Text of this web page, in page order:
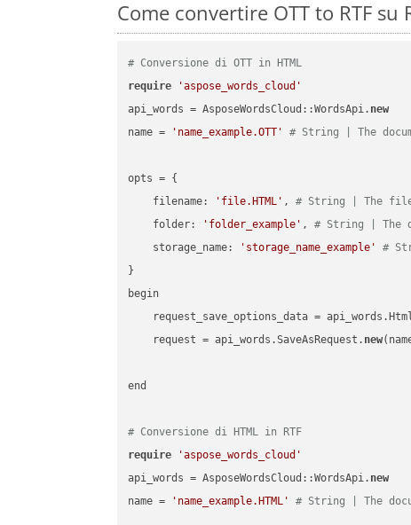
Come convertire OTT to RTF
# Conversione di OTT in HTML
require
'aspose_words_cloud'
api_words = AsposeWordsCloud::WordsApi. new
name =
'name_example.OTT' # String | The
opts = {
    filename:
'file.HTML' , # String | The file
    folder:
'folder_example' , # String | The
    storage_name:
'storage_name_example'
#
}
begin
request_save_options_data =
    request = api_words.SaveAsRequest.
new
end
# Conversione di HTML in RTF
require
'aspose_words_cloud'
api_words = AsposeWordsCloud::WordsApi. new
name =
'name_example.HTML' # String | The